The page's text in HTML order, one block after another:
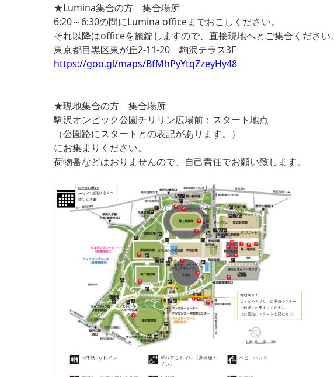
★Lumina集合の方 集合場所
6:20～6:30の間にLumina officeまでおこしください。
それ以降はofficeを施錠しますので、直接現地へとご集合ください。
東京都目黒区東が丘2-11-20 駒沢テラス3F
https://goo.gl/maps/BfMhPyYtqZzeyHy48
★現地集合の方 集合場所
駒沢オンピック公園チリリン広場前：スタート地点
（公園路にスタートとの表記があります。）
にお集まりください。
荷物番などはおりませんので、自己責任でお願い致します。